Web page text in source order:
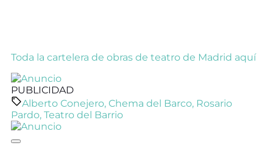
Toda la cartelera de obras de teatro de Madrid aquí
PUBLICIDAD
Alberto Conejero, Chema del Barco, Rosario
Pardo, Teatro del Barrio